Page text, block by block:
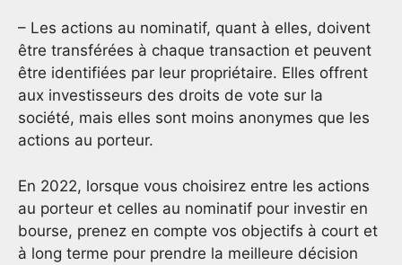
– Les actions au nominatif, quant à elles, doivent
être transférées à chaque transaction et peuvent
être identifiées par leur propriétaire. Elles offrent
aux investisseurs des droits de vote sur la
société, mais elles sont moins anonymes que les
actions au porteur.
En 2022, lorsque vous choisirez entre les actions
au porteur et celles au nominatif pour investir en
bourse, prenez en compte vos objectifs à court et
à long terme pour prendre la meilleure décision